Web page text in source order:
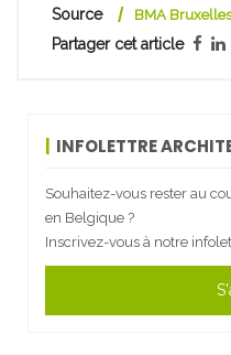
Source BMA Bruxelles
Partager cet article
INFOLETTRE
Souhaitez-vous rester au
en Belgique ?
Inscrivez-vous à notre